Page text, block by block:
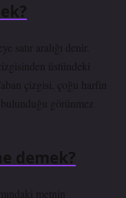
satır aralığı denir.
üstündeki
çizgisi, çoğu harfin
görünmez
demek?
metnin